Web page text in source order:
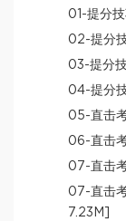
01-提分技
02-提分
03-提分
04-提分
05-直击
06-直击
07-直击
07-直击
7.23M]